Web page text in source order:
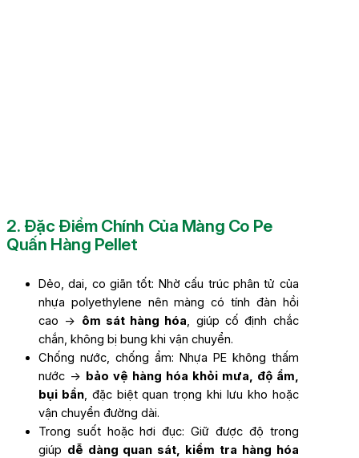
2. Đặc Điểm Chính Của Màng Co Pe
Quấn Hàng Pellet
Dẻo, dai, co giãn tốt: Nhờ cấu trúc phân tử của
nhựa polyethylene nên màng có tính đàn hồi
cao → ôm sát hàng hóa, giúp cố định chắc
chắn, không bị bung khi vận chuyển.
Chống nước, chống ẩm: Nhựa PE không thấm
nước → bảo vệ hàng hóa khỏi mưa, độ ẩm,
bụi bẩn, đặc biệt quan trọng khi lưu kho hoặc
vận chuyển đường dài.
Trong suốt hoặc hơi đục: Giữ được độ trong
giúp dễ dàng quan sát, kiểm tra hàng hóa